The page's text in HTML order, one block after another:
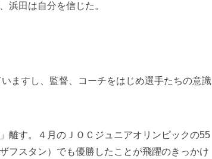
浜田は自分を信じた。
ますし、監督、コーチをはじめ選手たちの意識
離す。４月のＪＯＣジュニアオリンピックの55
フスタン）でも優勝したことが飛躍のきっかけ